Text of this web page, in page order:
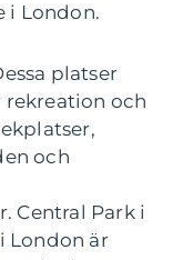
i London.
platser
och
och
Central Park i
London är